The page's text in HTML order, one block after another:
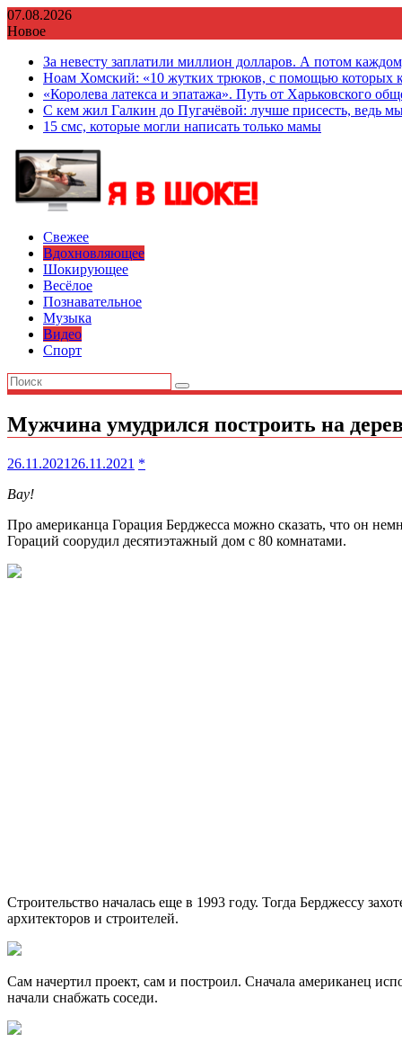
Перейти
к
07.08.2026
Новое
За невесту заплатили миллион долларов. А потом
Ноам Хомский: «10 жутких трюков, с помощью которых
«Королева латекса и эпатажа». Путь от Харьковского
С кем жил Галкин до Пугачёвой: лучше присесть, ведь
15 смс, которые могли написать только мамы
Свежее
Вдохновляющее
Шокирующее
Весёлое
Познавательное
Музыка
Видео
Спорт
Мужчина умудрился построить на
26.11.2021 26.11.2021 *
Вау!
Про американца Горация Берджесса можно сказать, что он
Гораций соорудил десятиэтажный дом с 80 комнатами.
Строительство началась еще в 1993 году. Тогда Берджессу
архитекторов и строителей.
Сам начертил проект, сам и построил. Сначала американец
начали снабжать соседи.